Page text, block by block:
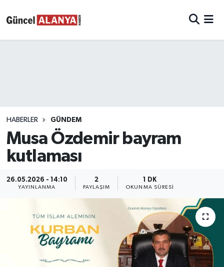
HABERLER GÜNDEM
Musa Özdemir bayram
kutlaması
26.05.2026 - 14:10
YAYINLANMA
2
PAYLAŞIM
1 DK
OKUNMA SÜRESI